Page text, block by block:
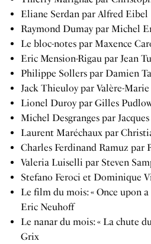
Eliane Serdan par Alfred Eibel
Raymond Dumay par Michel
Le bloc-notes par Maxence
Eric Mension-Rigau par Jean
Philippe Sollers par Damien
Jack Thieuloy par Valère-
Lionel Duroy par Gilles
Michel Desgranges par
Laurent Maréchaux par
Charles Ferdinand Ramuz par
Valeria Luiselli par Steven
Stefano Feroci et Dominique
Le film du mois: « Once upon
Eric Neuhoff
Le nanar du mois: « La chute
Grix